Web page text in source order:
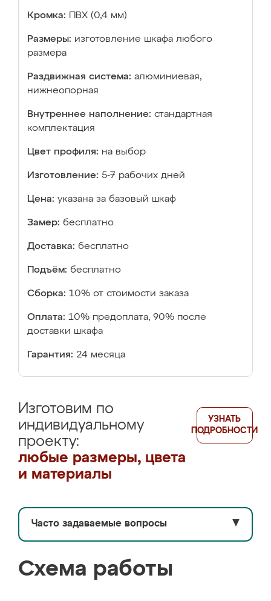
Кромка: ПВХ (0,4 мм)
Размеры: изготовление шкафа любого
размера
Раздвижная система: алюминиевая,
нижнеопорная
Внутреннее наполнение: стандартная
комплектация
Цвет профиля: на выбор
Изготовление: 5-7 рабочих дней
Цена: указана за базовый шкаф
Замер: бесплатно
Доставка: бесплатно
Подъём: бесплатно
Сборка: 10% от стоимости заказа
Оплата: 10% предоплата, 90% после
доставки шкафа
Гарантия: 24 месяца
Изготовим по
индивидуальному
проекту:
любые размеры, цвета
и материалы
УЗНАТЬ
ПОДРОБНОСТИ
Часто задаваемые вопросы ▼
Схема работы